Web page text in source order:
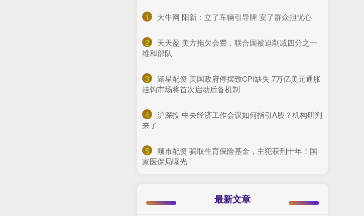
1 ​大牛网 阳新：立了车辆引导牌 安了群众担忧心
2
​天天盈 美方拖欠会费，联合国被迫削减四分之一
维和部队
3
​涵星配资 美国政府停摆致CPI缺失 7万亿美元通胀
挂钩市场将首次启动后备机制
4
​沪深投 中央经济工作会议如何指引A股？机构研判
来了
5
​顺市配资 骗取生育保险基金，主犯获刑十年！国
家医保局曝光
最新文章